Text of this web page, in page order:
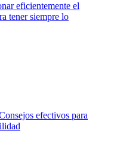
eficientemente el
tener siempre lo
efectivos para